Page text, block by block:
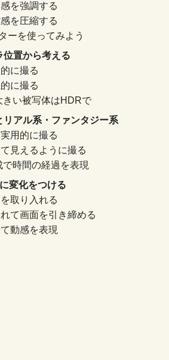
を強調する
を圧縮する
ーを使ってみよう
置から考える
に撮る
に撮る
い被写体はHDRで
アル系・ファンタジー系
用的に撮る
見えるように撮る
時間の経過を表現
変化をつける
取り入れる
て画面を引き締める
動感を表現